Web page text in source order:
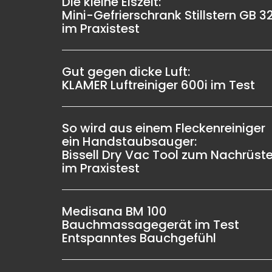
Mini-Gefrierschrank Stillstern GB
im Praxistest
Gut gegen dicke Luft:
KLAMER Luftreiniger 600i im Test
So wird aus einem Fleckenreiniger
ein Handstaubsauger:
Bissell Dry Vac Tool zum
im Praxistest
Medisana BM 100
Bauchmassagegerät im Test
Entspanntes Bauchgefühl